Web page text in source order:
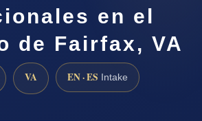
en el
de Fairfax, VA
VA EN · ES Intake